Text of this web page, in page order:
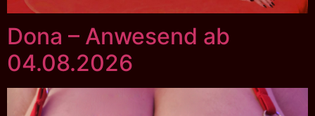
Dona – Anwesend ab
04.08.2026